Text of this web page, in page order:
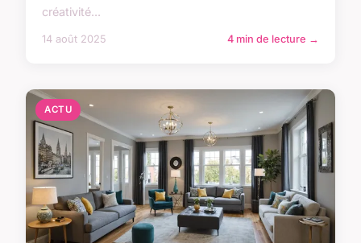
créativité...
14 août 2025 4 min de lecture →
ACTU